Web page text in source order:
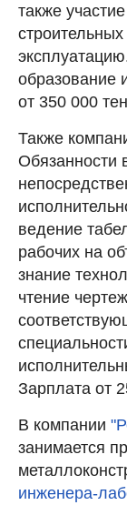
также
образование
от 350 000
Также
Обязанности
ведение
рабочих на
знание
чтение
Зарплата от
В компании
занимается
инженера-